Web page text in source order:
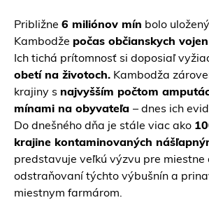
Približne 6 miliónov mín bolo
Kambodže počas občianskych vojen
Ich tichá prítomnosť si doposiaľ
obetí na životoch. Kambodža
krajiny s najvyšším počtom
mínami na obyvateľa – dnes ich
Do dnešného dňa je stále viac ako
krajine kontaminovaných
predstavuje veľkú výzvu pre miestne
odstraňovaní týchto výbušnín a
miestnym farmárom.